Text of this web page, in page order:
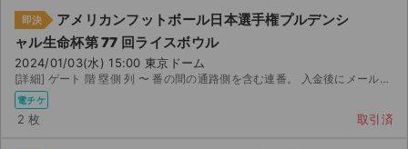
即決
アメリカンフットボール日本選手権プルデンシ
ャル生命杯第 77 回ライスボウル
2024/01/03(水) 15:00 東京ドーム
[詳細] ゲート 階 塁側 列 〜 番の間の通路側を含む連番。 入金後にメールアドレスを教...
電チケ
2 枚 取引済